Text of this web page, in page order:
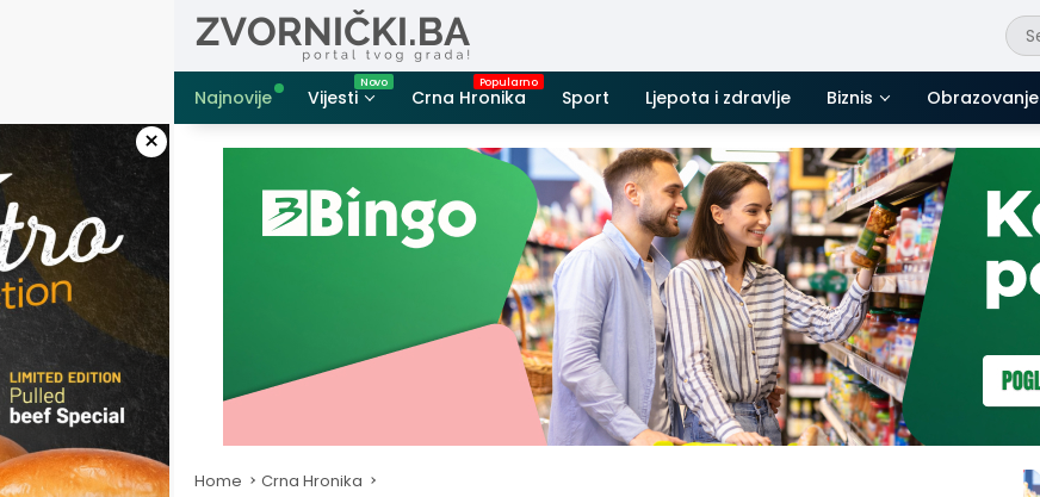
Najnovije
Vijesti Crna Hronika Sport Ljepota i zdravlje Biznis Obrazovanje
×
Home Crna Hronika